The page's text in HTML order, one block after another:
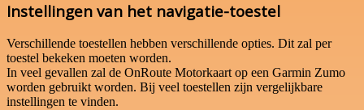
Instellingen van het navigatie-toestel
Verschillende toestellen hebben verschillende opties. Dit zal per
toestel bekeken moeten worden.
In veel gevallen zal de OnRoute Motorkaart op een Garmin Zumo
worden gebruikt worden. Bij veel toestellen zijn vergelijkbare
instellingen te vinden.